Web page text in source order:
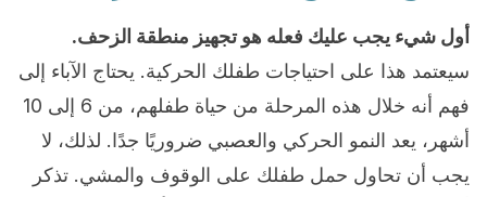
أول شيء يجب عليك فعله هو تجهيز منطقة الزحف.
سيعتمد هذا على احتياجات طفلك الحركية. يحتاج الآباء إلى
فهم أنه خلال هذه المرحلة من حياة طفلهم، من 6 إلى 10
أشهر، يعد النمو الحركي والعصبي ضروريًا جدًا. لذلك، لا
يجب أن تحاول حمل طفلك على الوقوف والمشي. تذكر